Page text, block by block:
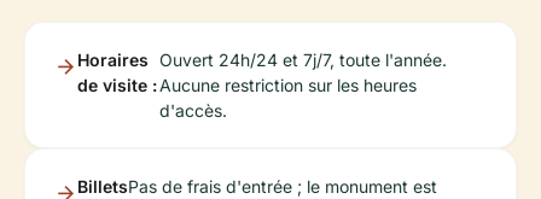
Horaires
de visite :
Ouvert 24h/24 et 7j/7, toute l'année.
Aucune restriction sur les heures
d'accès.
BilletsPas de frais d'entrée ; le monument est